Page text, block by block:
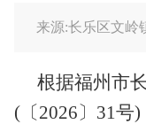
来源:长乐区文岭
根据福州市
(〔2026〕31号